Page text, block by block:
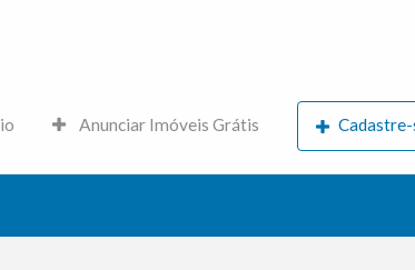
Anunciar Imóveis Grátis